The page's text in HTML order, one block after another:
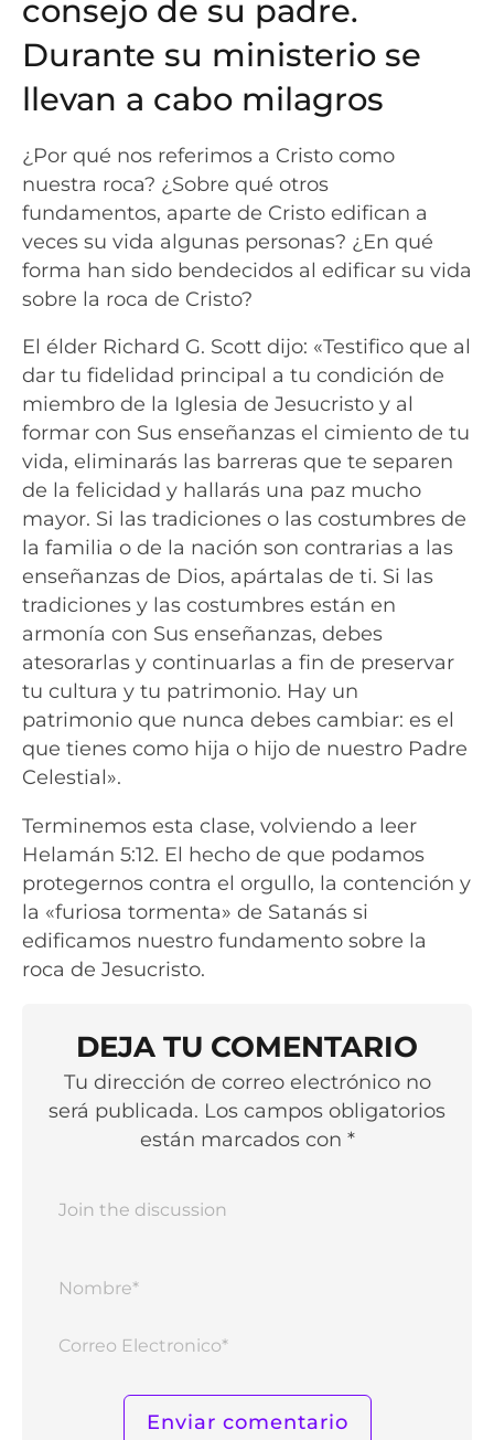
consejo de su padre.
Durante su ministerio se
llevan a cabo milagros
¿Por qué nos referimos a Cristo como
nuestra roca? ¿Sobre qué otros
fundamentos, aparte de Cristo edifican a
veces su vida algunas personas? ¿En qué
forma han sido bendecidos al edificar su vida
sobre la roca de Cristo?
El élder Richard G. Scott dijo: «Testifico que al
dar tu fidelidad principal a tu condición de
miembro de la Iglesia de Jesucristo y al
formar con Sus enseñanzas el cimiento de tu
vida, eliminarás las barreras que te separen
de la felicidad y hallarás una paz mucho
mayor. Si las tradiciones o las costumbres de
la familia o de la nación son contrarias a las
enseñanzas de Dios, apártalas de ti. Si las
tradiciones y las costumbres están en
armonía con Sus enseñanzas, debes
atesorarlas y continuarlas a fin de preservar
tu cultura y tu patrimonio. Hay un
patrimonio que nunca debes cambiar: es el
que tienes como hija o hijo de nuestro Padre
Celestial».
Terminemos esta clase, volviendo a leer
Helamán 5:12. El hecho de que podamos
protegernos contra el orgullo, la contención y
la «furiosa tormenta» de Satanás si
edificamos nuestro fundamento sobre la
roca de Jesucristo.
DEJA TU COMENTARIO
Tu dirección de correo electrónico no
será publicada. Los campos obligatorios
están marcados con *